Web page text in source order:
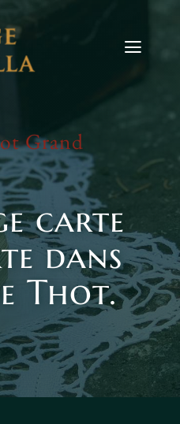
Toggle
Grand
carte
dans
Thot.